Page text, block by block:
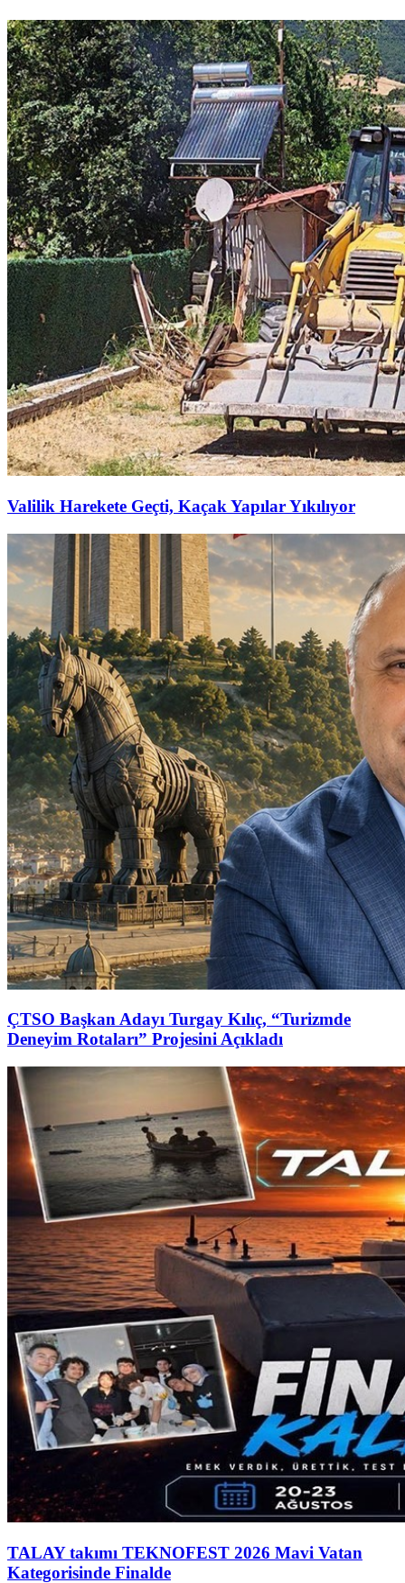
Valilik Harekete Geçti, Kaçak Yapılar Yıkılıyor
ÇTSO Başkan Adayı Turgay Kılıç, “Turizmde
Deneyim Rotaları” Projesini Açıkladı
TALAY takımı TEKNOFEST 2026 Mavi Vatan
Kategorisinde Finalde